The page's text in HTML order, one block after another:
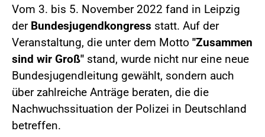
Vom 3. bis 5. November 2022 fand in Leipzig
der Bundesjugendkongress statt. Auf der
Veranstaltung, die unter dem Motto "Zusammen
sind wir Groß" stand, wurde nicht nur eine neue
Bundesjugendleitung gewählt, sondern auch
über zahlreiche Anträge beraten, die die
Nachwuchssituation der Polizei in Deutschland
betreffen.